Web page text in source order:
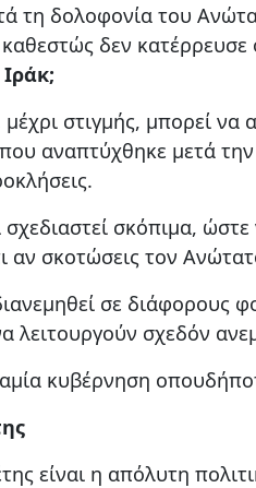
τη δολοφονία του
δεν
Ιράκ;
στιγμής, μπορεί να
αναπτύχθηκε μετά
σχεδιαστεί σκόπιμα,
αν σκοτώσεις τον
σε διάφορους
λειτουργούν σχεδόν
κυβέρνηση
είναι η απόλυτη